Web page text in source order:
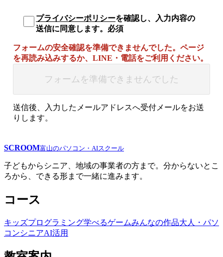
プライバシーポリシーを確認し、入力内容の
送信に同意します。 必須
フォームの安全確認を準備できませんでした。ページ
を再読み込みするか、LINE・電話をご利用ください。
フォームを準備できませんでした
送信後、入力したメールアドレスへ受付メールをお送
りします。
SCROOM富山のパソコン・AIスクール
子どもからシニア、地域の事業者の方まで。分からないとこ
ろから、できる形まで一緒に進みます。
コース
キッズプログラミング学べるゲームみんなの作品大人・パソ
コンシニアAI活用